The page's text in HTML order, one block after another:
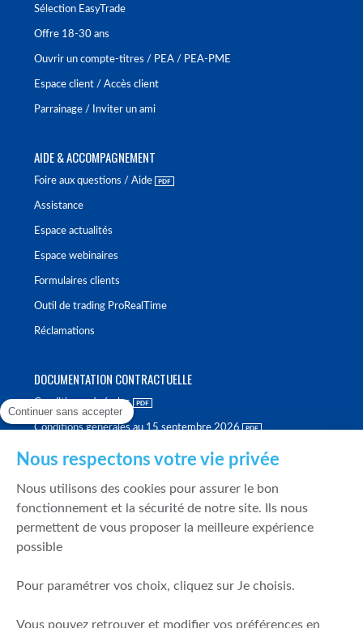
Sélection EasyTrade
Offre 18-30 ans
Ouvrir un compte-titres / PEA / PEA-PME
Espace client / Accès client
Parrainage / Inviter un ami
AIDE & ACCOMPAGNEMENT
Foire aux questions / Aide
Assistance
Espace actualités
Espace webinaires
Formulaires clients
Outil de trading ProRealTime
Réclamations
DOCUMENTATION CONTRACTUELLE
Conditions générales
Conditions générales au 15 septembre 2026
Politique de meilleure sélection
Politique de durabilité
Fonds de garantie des dépôts et de résolution
Mentions légales
Continuer sans accepter
Nous respectons votre vie privée
Nous utilisons des cookies pour assurer le bon
fonctionnement et la sécurité de notre site. Ils nous
permettent de vous proposer la meilleure expérience
possible
Pour paramétrer vos choix, cliquez sur Je choisis.
Vous pouvez retrouver et modifier vos préférences en